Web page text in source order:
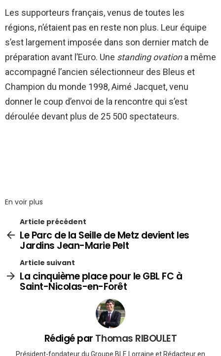
Les supporteurs français, venus de toutes les
régions, n’étaient pas en reste non plus. Leur équipe
s’est largement imposée dans son dernier match de
préparation avant l’Euro. Une standing ovationa même
accompagné l’ancien sélectionneur des Bleus et
Champion du monde 1998, Aimé Jacquet, venu
donner le coup d’envoi de la rencontre qui s’est
déroulée devant plus de 25 500 spectateurs.
En voir plus
Article précédent
Le Parc de la Seille de Metz devient les
Jardins Jean-Marie Pelt
Article suivant
La cinquième place pour le GBL FC à
Saint-Nicolas-en-Forêt
Rédigé par Thomas RIBOULET
Président-fondateur du Groupe BLE Lorraine et Rédacteur en